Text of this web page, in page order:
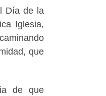
Día de la
Iglesia,
que
de que